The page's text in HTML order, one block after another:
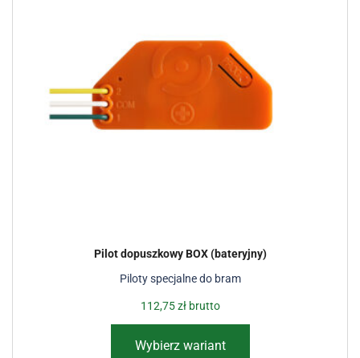
Piloty specjalne do bram
Pilot dopuszkowy BOX (bateryjny)
112,75złbrutto
Wybierz wariant